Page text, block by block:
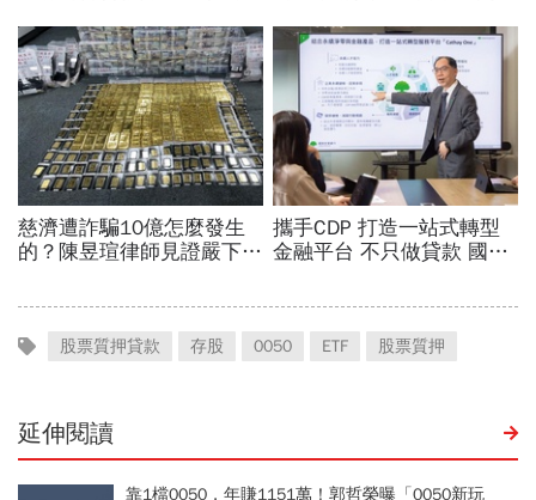
股票質押貸款 存股 0050 ETF 股票質押
延伸閱讀
靠1檔0050，年賺1151萬！郭哲榮曝「0050新玩